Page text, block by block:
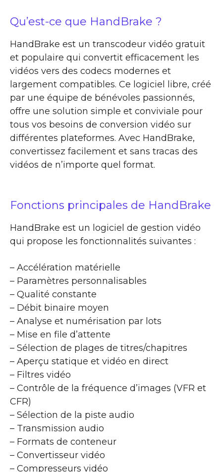
Qu’est-ce que HandBrake ?
HandBrake est un transcodeur vidéo gratuit
et populaire qui convertit efficacement les
vidéos vers des codecs modernes et
largement compatibles. Ce logiciel libre, créé
par une équipe de bénévoles passionnés,
offre une solution simple et conviviale pour
tous vos besoins de conversion vidéo sur
différentes plateformes. Avec HandBrake,
convertissez facilement et sans tracas des
vidéos de n’importe quel format.
Fonctions principales de HandBrake
HandBrake est un logiciel de gestion vidéo
qui propose les fonctionnalités suivantes :
– Accélération matérielle
– Paramètres personnalisables
– Qualité constante
– Débit binaire moyen
– Analyse et numérisation par lots
– Mise en file d’attente
– Sélection de plages de titres/chapitres
– Aperçu statique et vidéo en direct
– Filtres vidéo
– Contrôle de la fréquence d’images (VFR et
CFR)
– Sélection de la piste audio
– Transmission audio
– Formats de conteneur
– Convertisseur vidéo
– Compresseurs vidéo